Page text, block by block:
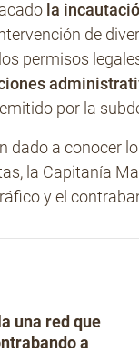
la
de
permisos
por la
dado a conocer
la Capitanía
y el
una red que
a